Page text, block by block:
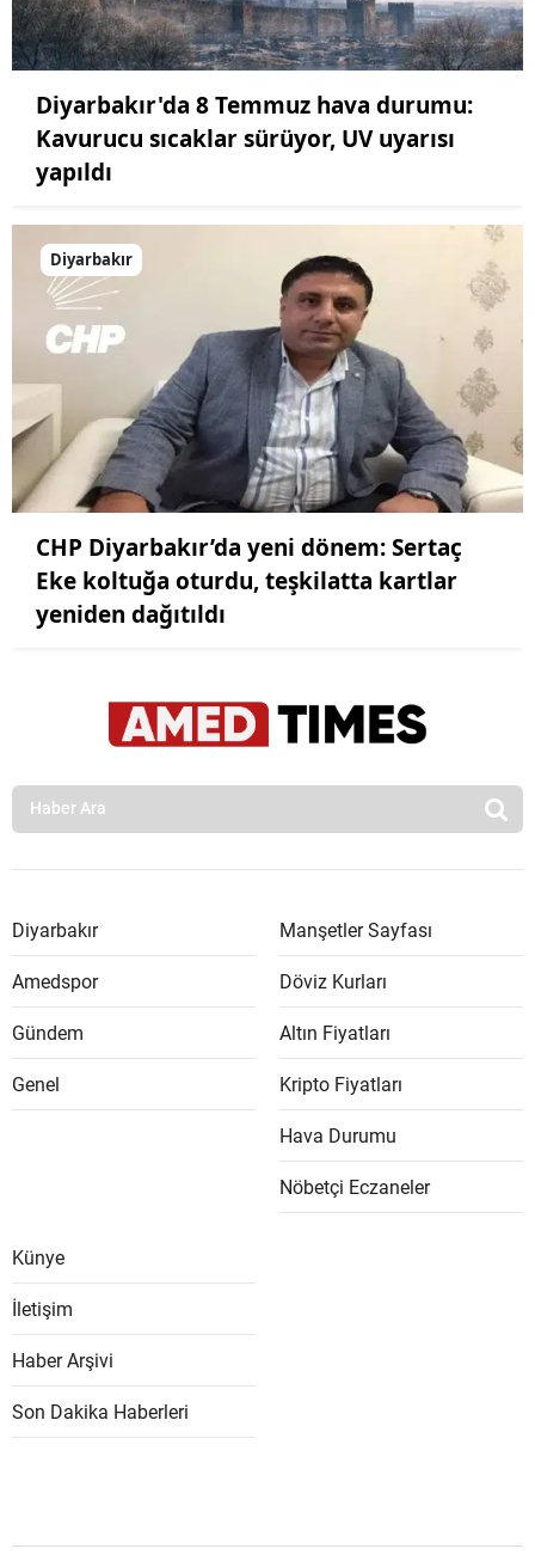
Diyarbakır'da 8 Temmuz hava durumu:
Kavurucu sıcaklar sürüyor, UV uyarısı
yapıldı
Diyarbakır
CHP Diyarbakır’da yeni dönem: Sertaç
Eke koltuğa oturdu, teşkilatta kartlar
yeniden dağıtıldı
Diyarbakır
Amedspor
Gündem
Genel
Manşetler Sayfası
Döviz Kurları
Altın Fiyatları
Kripto Fiyatları
Hava Durumu
Nöbetçi Eczaneler
Künye
İletişim
Haber Arşivi
Son Dakika Haberleri